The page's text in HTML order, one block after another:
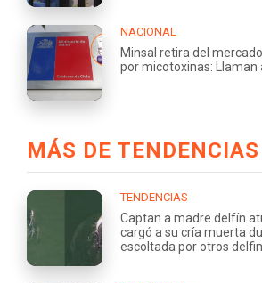
NACIONAL
Minsal retira del
por micotoxinas: Llaman
MÁS DE TENDENCIAS
TENDENCIAS
Captan a madre delfín
cargó a su cría muerta
escoltada por otros